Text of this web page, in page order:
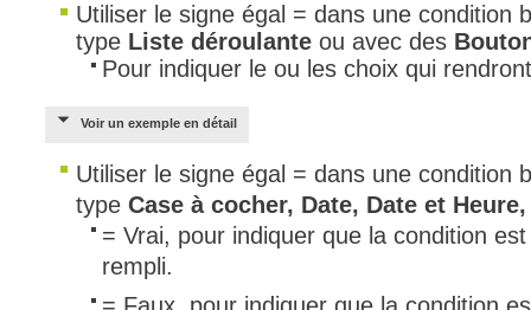
Utiliser le signe égal = dans une condition
type Liste déroulante ou avec des
Pour indiquer le ou les choix qui
Voir un exemple en détail
Utiliser le signe égal = dans une condition
type Case à cocher, Date, Date et
​= Vrai, pour indiquer que la condition
rempli.